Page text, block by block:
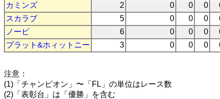
カミンズ
2 0 0 0
スカラブ
5 0 0 0
ノービ
6 0 0 0
プラット&ホィットニー
3 0 0 0
注意：
(1)「チャンピオン」〜「FL」の単位はレース数
(2)「表彰台」は「優勝」を含む